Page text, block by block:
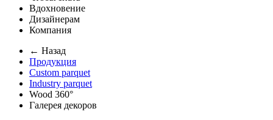
Вдохновение
Дизайнерам
Компания
← Назад
Продукция
Custom parquet
Industry parquet
Wood 360°
Галерея декоров